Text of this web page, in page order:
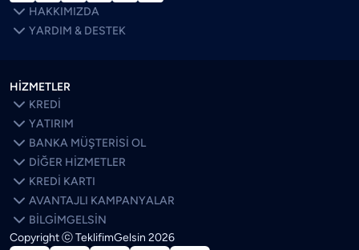
 HAKKIMIZDA
 YARDIM & DESTEK
HİZMETLER
 KREDİ
 YATIRIM
 BANKA MÜŞTERİSİ OL
 DİĞER HİZMETLER
 KREDİ KARTI
 AVANTAJLI KAMPANYALAR
 BİLGİMGELSİN
SON BLOGLARÖNE ÇIKANLAR
Copyright ⓒ TeklifimGelsin 2026